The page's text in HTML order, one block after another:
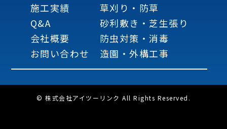
施工実績
Q&A
会社概要
お問い合わせ
草刈り・防草
砂利敷き・芝生張り
防虫対策・消毒
造園・外構工事
© 株式会社アイツーリンク All Rights Reserved.